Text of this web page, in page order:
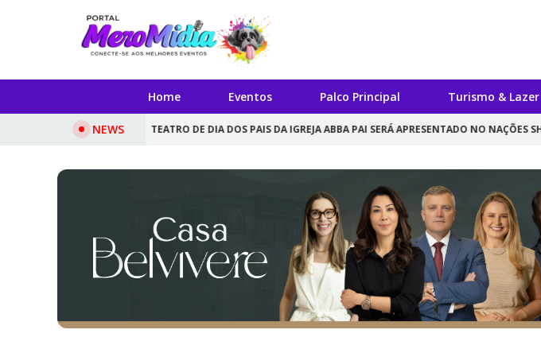
Home Eventos Palco Principal Turismo & Lazer
NEWS
TEATRO DE DIA DOS PAIS DA IGREJA ABBA PAI SERÁ APRESENTADO NO NAÇÕES SHOPPING